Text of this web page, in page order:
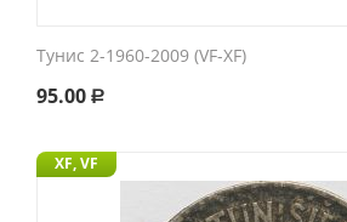
Тунис 2-1960-2009 (VF-XF)
95.00 Р
XF, VF